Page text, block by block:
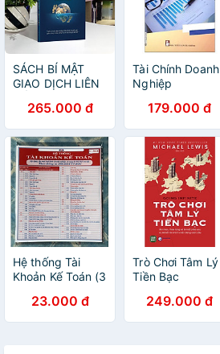
SÁCH BÍ MẬT
GIAO DỊCH LIÊN
265.000 đ
Tài Chính Doanh
Nghiệp
179.000 đ
Hệ thống Tài
Khoản Kế Toán (3
23.000 đ
Trò Chơi Tâm Lý
Tiền Bạc
249.000 đ